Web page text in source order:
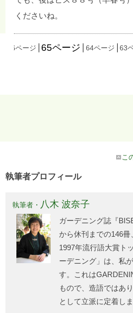
くださいね。
66ページ 65ページ 64ページ 63
こ
執筆者プロフィール
執筆者・ 八木 波奈子
ガーデニング誌『
から休刊までの146冊
1997年流行語大賞ト
ーデニング」は、私
す。これは
もので、造語ではあ
として立派に定着しま